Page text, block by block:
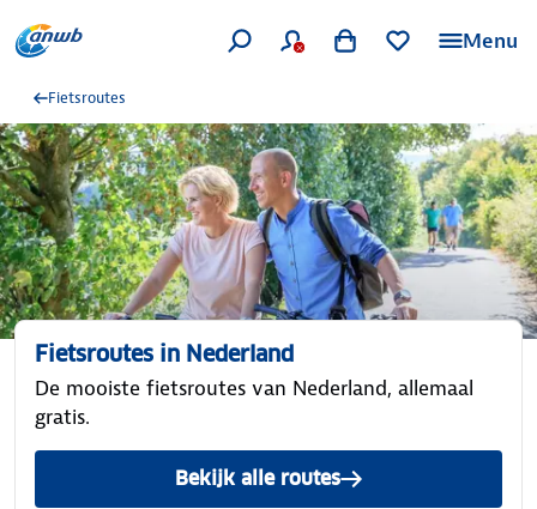
Menu
Fietsroutes
Fietsroutes in Nederland
De mooiste fietsroutes van Nederland, allemaal
gratis.
Bekijk alle routes